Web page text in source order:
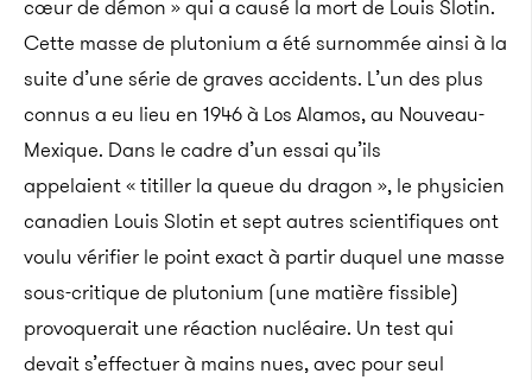
cœur de démon » qui a causé la mort de Louis Slotin.
Cette masse de plutonium a été surnommée ainsi à la
suite d’une série de graves accidents. L’un des plus
connus a eu lieu en 1946 à Los Alamos, au Nouveau-
Mexique. Dans le cadre d’un essai qu’ils
appelaient « titiller la queue du dragon », le physicien
canadien Louis Slotin et sept autres scientifiques ont
voulu vérifier le point exact à partir duquel une masse
sous-critique de plutonium (une matière fissible)
provoquerait une réaction nucléaire. Un test qui
devait s’effectuer à mains nues, avec pour seul